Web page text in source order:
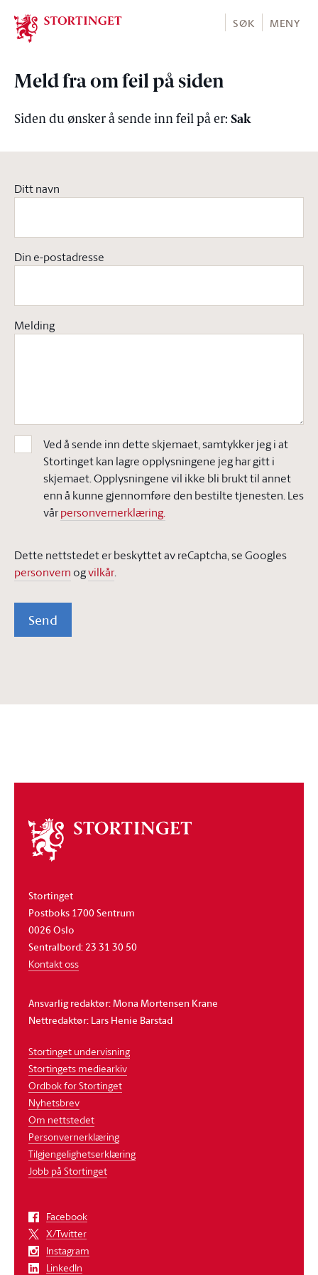
Stortinget.no
SØK MENY
Meld fra om feil på siden
Siden du ønsker å sende inn feil på er: Sak
Ditt navn
Din e-postadresse
Melding
Ved å sende inn dette skjemaet, samtykker jeg i at
Stortinget kan lagre opplysningene jeg har gitt i
skjemaet. Opplysningene vil ikke bli brukt til annet
enn å kunne gjennomføre den bestilte tjenesten. Les
vårpersonvernerklæring.
Dette nettstedet er beskyttet av reCaptcha, se Googles
personvern ogvilkår.
Send
Om
stortinget
Stortinget
Postboks 1700 Sentrum
0026 Oslo
Sentralbord: 23 31 30 50
Kontakt oss
Ansvarlig redaktør: Mona Mortensen Krane
Nettredaktør: Lars Henie Barstad
Stortinget undervisning
Stortingets mediearkiv
Ordbok for Stortinget
Nyhetsbrev
Om nettstedet
Personvernerklæring
Tilgjengelighetserklæring
Jobb på Stortinget
Facebook
X/Twitter
Instagram
LinkedIn